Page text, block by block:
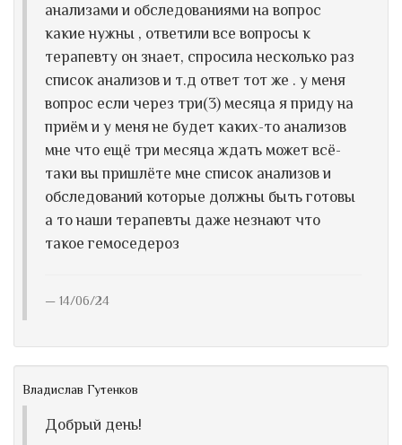
анализами и обследованиями на вопрос
какие нужны , ответили все вопросы к
терапевту он знает, спросила несколько раз
список анализов и т.д ответ тот же . у меня
вопрос если через три(3) месяца я приду на
приём и у меня не будет каких-то анализов
мне что ещё три месяца ждать может всё-
таки вы пришлёте мне список анализов и
обследований которые должны быть готовы
а то наши терапевты даже незнают что
такое гемоседероз
14/06/24
Владислав Гутенков
Добрый день!